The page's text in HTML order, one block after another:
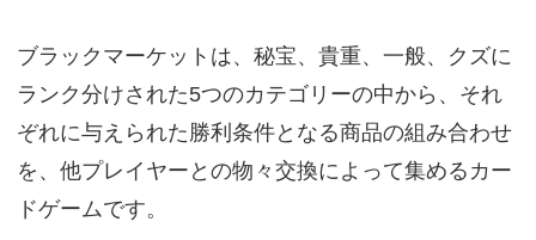
ブラックマーケットは、秘宝、貴重、一般、クズに
ランク分けされた5つのカテゴリーの中から、それ
ぞれに与えられた勝利条件となる商品の組み合わせ
を、他プレイヤーとの物々交換によって集めるカー
ドゲームです。